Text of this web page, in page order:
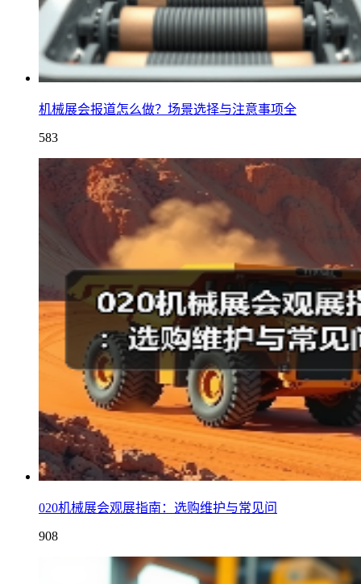
机械展会报道怎么做？场景选择与注意事项全
583
020机械展会观展指南：选购维护与常见问
908